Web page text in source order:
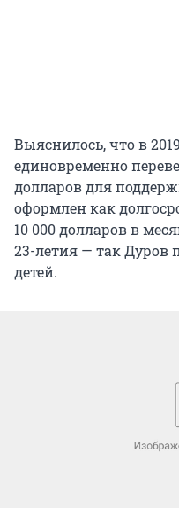
Выяснилось, что в
единовременно
долларов для
оформлен как
10 000 долларов в
23-летия — так Дуров
детей.